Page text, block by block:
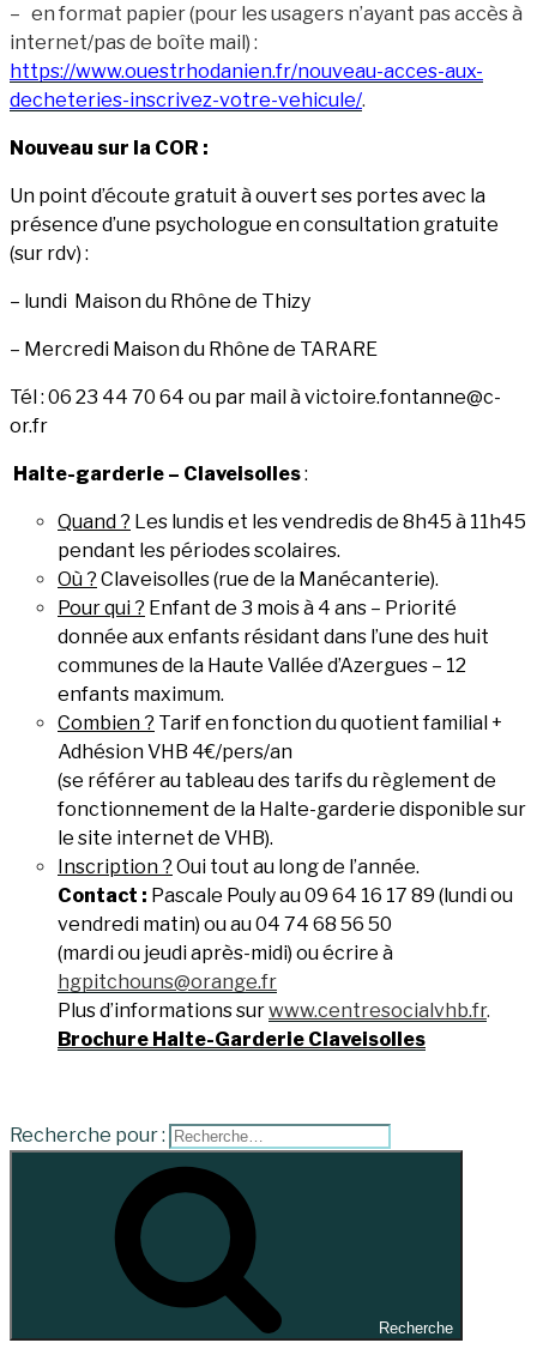
– en format papier (pour les usagers n’ayant pas accès à
internet/pas de boîte mail) :
https://www.ouestrhodanien.fr/nouveau-acces-aux-
decheteries-inscrivez-votre-vehicule/.
Nouveau sur la COR :
Un point d’écoute gratuit à ouvert ses portes avec la
présence d’une psychologue en consultation gratuite
(sur rdv) :
– lundi Maison du Rhône de Thizy
– Mercredi Maison du Rhône de TARARE
Tél : 06 23 44 70 64 ou par mail à victoire.fontanne@c-
or.fr
Halte-garderie – Claveisolles:
Quand ? Les lundis et les vendredis de 8h45 à 11h45
pendant les périodes scolaires.
Où ? Claveisolles (rue de la Manécanterie).
Pour qui ? Enfant de 3 mois à 4 ans – Priorité
donnée aux enfants résidant dans l’une des huit
communes de la Haute Vallée d’Azergues – 12
enfants maximum.
Combien ? Tarif en fonction du quotient familial +
Adhésion VHB 4€/pers/an
(se référer au tableau des tarifs du règlement de
fonctionnement de la Halte-garderie disponible sur
le site internet de VHB).
Inscription ? Oui tout au long de l’année.
Contact : Pascale Pouly au 09 64 16 17 89 (lundi ou
vendredi matin) ou au 04 74 68 56 50
(mardi ou jeudi après-midi) ou écrire à
hgpitchouns@orange.fr
Plus d’informations surwww.centresocialvhb.fr.
Brochure Halte-Garderie Claveisolles
Recherche pour :
Recherche